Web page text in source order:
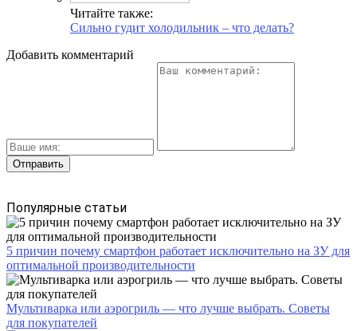
Читайте также:
Сильно гудит холодильник – что делать?
Добавить комментарий
Популярные статьи
5 причин почему смартфон работает исключительно на ЗУ для
оптимальной производительности
Мультиварка или аэрогриль — что лучше выбрать. Советы
для покупателей